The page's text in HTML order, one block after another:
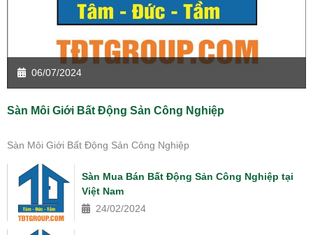
06/07/2024
Sàn Môi Giới Bất Động Sản Công Nghiệp
Sàn Môi Giới Bất Động Sản Công Nghiệp
Sàn Mua Bán Bất Động Sản Công Nghiệp tại
Việt Nam
24/02/2024